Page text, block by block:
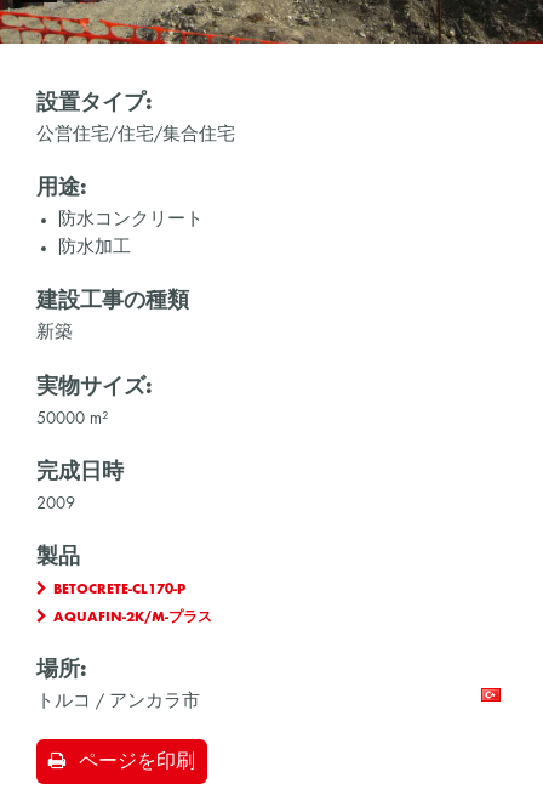
設置タイプ:
公営住宅/住宅/集合住宅
用途:
防水コンクリート
防水加工
建設工事の種類
新築
実物サイズ:
50000 m²
完成日時
2009
製品
BETOCRETE-CL170-P
AQUAFIN-2K/M-プラス
場所:
トルコ / アンカラ市
ページを印刷